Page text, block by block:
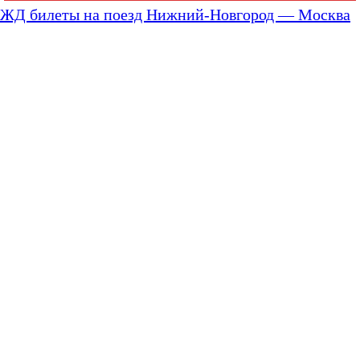
ЖД билеты на поезд Нижний-Новгород — Москва